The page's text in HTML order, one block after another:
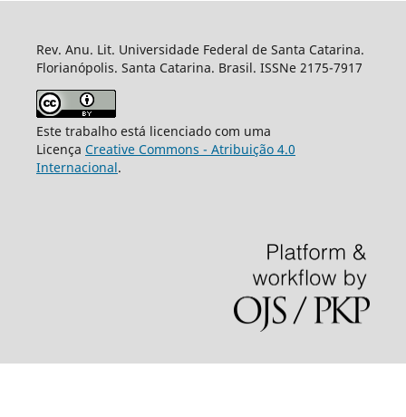
Rev. Anu. Lit. Universidade Federal de Santa Catarina.
Florianópolis. Santa Catarina. Brasil. ISSNe 2175-7917
Este trabalho está licenciado com uma
Licença Creative Commons - Atribuição 4.0
Internacional.